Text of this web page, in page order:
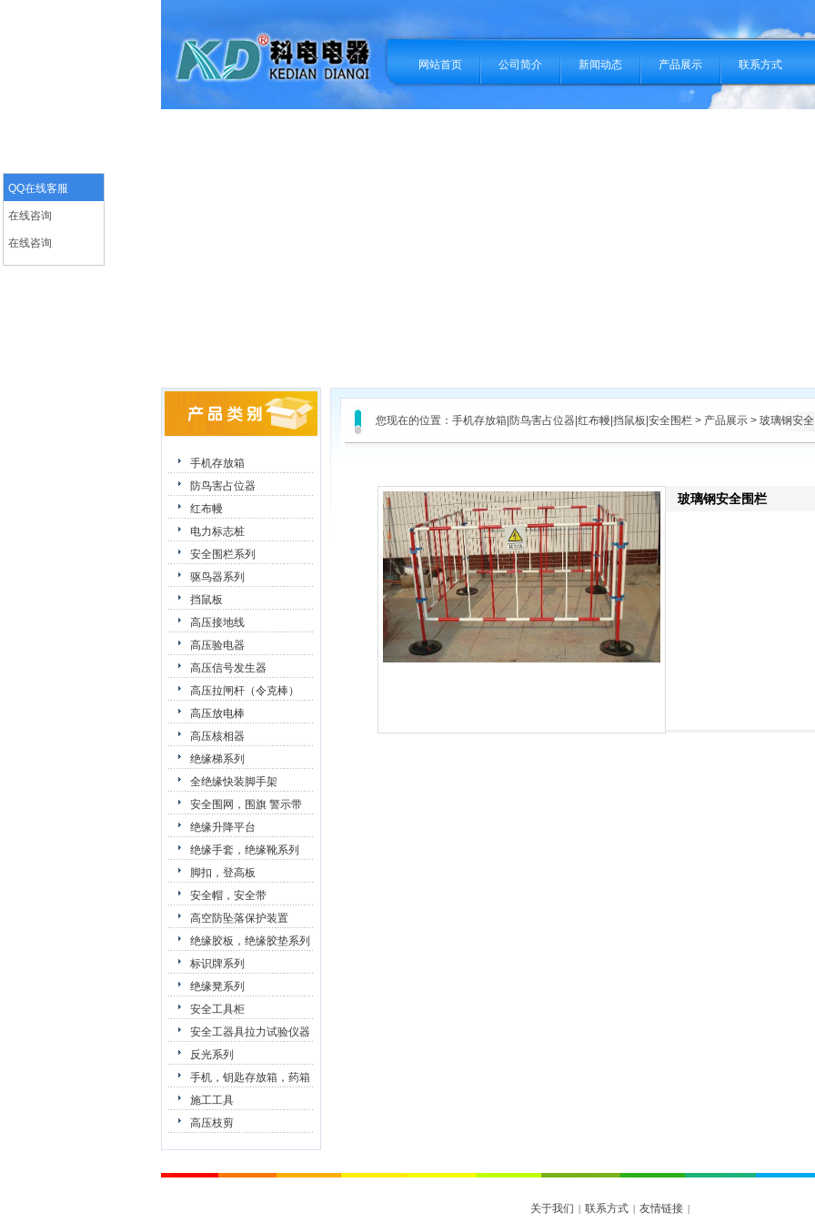
网站首页 公司简介 新闻动态 产品展示 联系方式
手机存放箱
防鸟害占位器
红布幔
电力标志桩
安全围栏系列
驱鸟器系列
挡鼠板
高压接地线
高压验电器
高压信号发生器
高压拉闸杆（令克棒）
高压放电棒
高压核相器
绝缘梯系列
全绝缘快装脚手架
安全围网，围旗 警示带
绝缘升降平台
绝缘手套，绝缘靴系列
脚扣，登高板
安全帽，安全带
高空防坠落保护装置
绝缘胶板，绝缘胶垫系列
标识牌系列
绝缘凳系列
安全工具柜
安全工器具拉力试验仪器
反光系列
手机，钥匙存放箱，药箱
施工工具
高压枝剪
您现在的位置： 手机存放箱|防鸟害占位器|红布幔|挡鼠板|安全围栏 > 产品展示 > 玻璃钢安
玻璃钢安全围栏
关于我们 | 联系方式 | 友情链接 |
QQ在线客服
在线咨询
在线咨询